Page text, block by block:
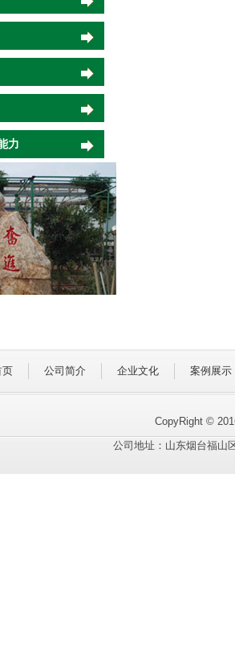
力
页 公司简介 企业文化 案例展示
CopyRight ©
公司地址：山东烟台福山